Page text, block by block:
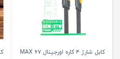
کابل شارژ ۴ کاره اورجینال MAX ۶۷